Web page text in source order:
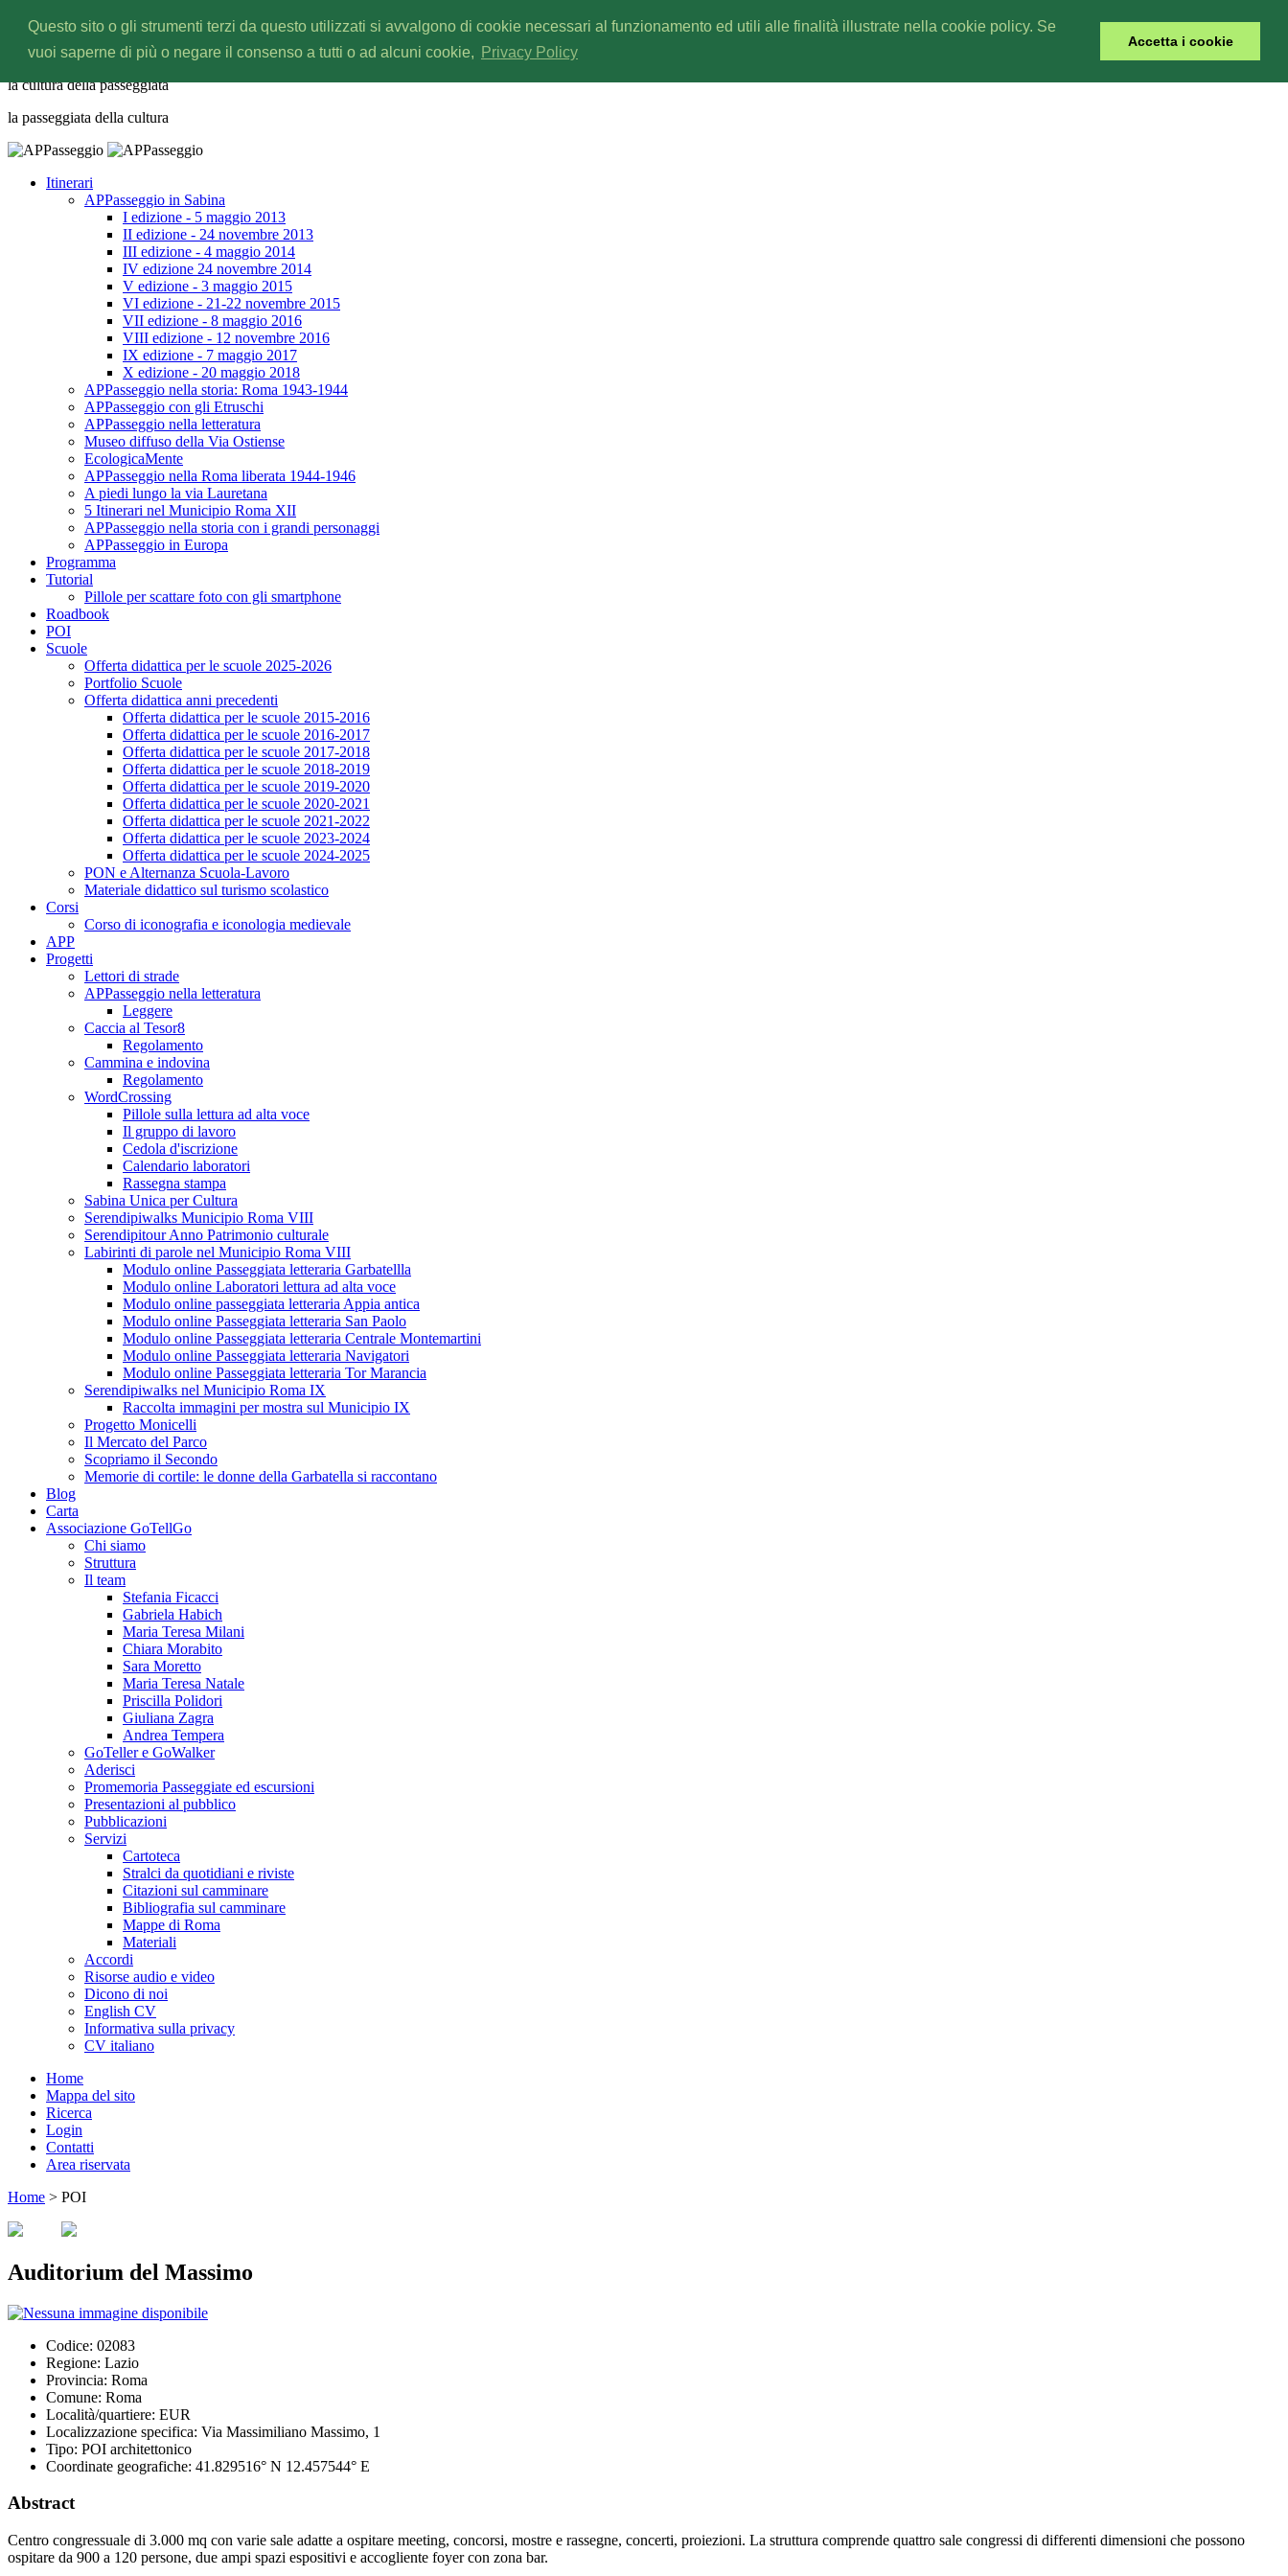
Questo sito o gli strumenti terzi da questo utilizzati si avvalgono di cookie necessari al funzionamento ed utili alle finalità illustrate nella cookie policy. Se
vuoi saperne di più o negare il consenso a tutti o ad alcuni cookie,
Privacy Policy
Accetta i cookie
APPasseggio
la cultura dellapasseggiata
la passeggiata della cultura
Itinerari
APPasseggio in Sabina
I edizione - 5 maggio 2013
II edizione - 24 novembre 2013
III edizione - 4 maggio 2014
IV edizione 24 novembre 2014
V edizione - 3 maggio 2015
VI edizione - 21-22 novembre 2015
VII edizione - 8 maggio 2016
VIII edizione - 12 novembre 2016
IX edizione - 7 maggio 2017
X edizione - 20 maggio 2018
APPasseggio nella storia: Roma 1943-1944
APPasseggio con gli Etruschi
APPasseggio nella letteratura
Museo diffuso della Via Ostiense
EcologicaMente
APPasseggio nella Roma liberata 1944-1946
A piedi lungo la via Lauretana
5 Itinerari nel Municipio Roma XII
APPasseggio nella storia con i grandi personaggi
APPasseggio in Europa
Programma
Tutorial
Pillole per scattare foto con gli smartphone
Roadbook
POI
Scuole
Offerta didattica per le scuole 2025-2026
Portfolio Scuole
Offerta didattica anni precedenti
Offerta didattica per le scuole 2015-2016
Offerta didattica per le scuole 2016-2017
Offerta didattica per le scuole 2017-2018
Offerta didattica per le scuole 2018-2019
Offerta didattica per le scuole 2019-2020
Offerta didattica per le scuole 2020-2021
Offerta didattica per le scuole 2021-2022
Offerta didattica per le scuole 2023-2024
Offerta didattica per le scuole 2024-2025
PON e Alternanza Scuola-Lavoro
Materiale didattico sul turismo scolastico
Corsi
Corso di iconografia e iconologia medievale
APP
Progetti
Lettori di strade
APPasseggio nella letteratura
Leggere
Caccia al Tesor8
Regolamento
Cammina e indovina
Regolamento
WordCrossing
Pillole sulla lettura ad alta voce
Il gruppo di lavoro
Cedola d'iscrizione
Calendario laboratori
Rassegna stampa
Sabina Unica per Cultura
Serendipiwalks Municipio Roma VIII
Serendipitour Anno Patrimonio culturale
Labirinti di parole nel Municipio Roma VIII
Modulo online Passeggiata letteraria Garbatellla
Modulo online Laboratori lettura ad alta voce
Modulo online passeggiata letteraria Appia antica
Modulo online Passeggiata letteraria San Paolo
Modulo online Passeggiata letteraria Centrale Montemartini
Modulo online Passeggiata letteraria Navigatori
Modulo online Passeggiata letteraria Tor Marancia
Serendipiwalks nel Municipio Roma IX
Raccolta immagini per mostra sul Municipio IX
Progetto Monicelli
Il Mercato del Parco
Scopriamo il Secondo
Memorie di cortile: le donne della Garbatella si raccontano
Blog
Carta
Associazione GoTellGo
Chi siamo
Struttura
Il team
Stefania Ficacci
Gabriela Habich
Maria Teresa Milani
Chiara Morabito
Sara Moretto
Maria Teresa Natale
Priscilla Polidori
Giuliana Zagra
Andrea Tempera
GoTeller e GoWalker
Aderisci
Promemoria Passeggiate ed escursioni
Presentazioni al pubblico
Pubblicazioni
Servizi
Cartoteca
Stralci da quotidiani e riviste
Citazioni sul camminare
Bibliografia sul camminare
Mappe di Roma
Materiali
Accordi
Risorse audio e video
Dicono di noi
English CV
Informativa sulla privacy
CV italiano
Home
Mappa del sito
Ricerca
Login
Contatti
Area riservata
Home > POI
Auditorium del Massimo
Codice: 02083
Regione: Lazio
Provincia: Roma
Comune: Roma
Località/quartiere: EUR
Localizzazione specifica: Via Massimiliano Massimo, 1
Tipo: POI architettonico
Coordinate geografiche: 41.829516° N 12.457544° E
Abstract
Centro congressuale di 3.000 mq con varie sale adatte a ospitare meeting, concorsi, mostre e rassegne, concerti, proiezioni. La struttura comprende quattro sale congressi di differenti dimensioni che possono
ospitare da 900 a 120 persone, due ampi spazi espositivi e accogliente foyer con zona bar.